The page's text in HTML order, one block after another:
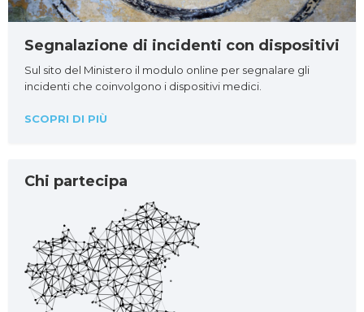
Segnalazione di incidenti con dispositivi
Sul sito del Ministero il modulo online per segnalare gli
incidenti che coinvolgono i dispositivi medici.
SCOPRI DI PIÙ
Chi partecipa